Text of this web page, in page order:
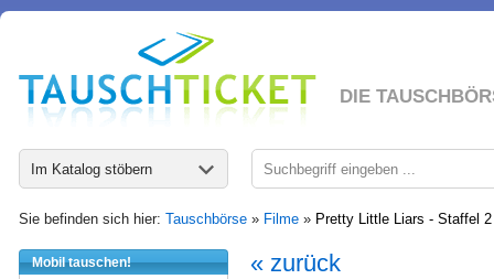
DIE
Im Katalog stöbern
Sie befinden sich hier: Tauschbörse » Filme » Pretty Little Liars - Staffel 2
Mobil tauschen!
« zurück